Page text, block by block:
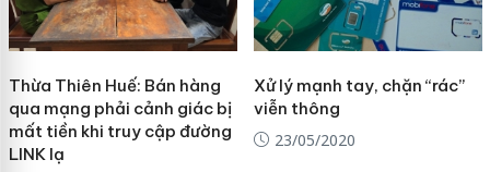
Thừa Thiên Huế: Bán hàng
qua mạng phải cảnh giác bị
mất tiền khi truy cập đường
LINK lạ
Xử lý mạnh tay, chặn “rác”
viễn thông
23/05/2020